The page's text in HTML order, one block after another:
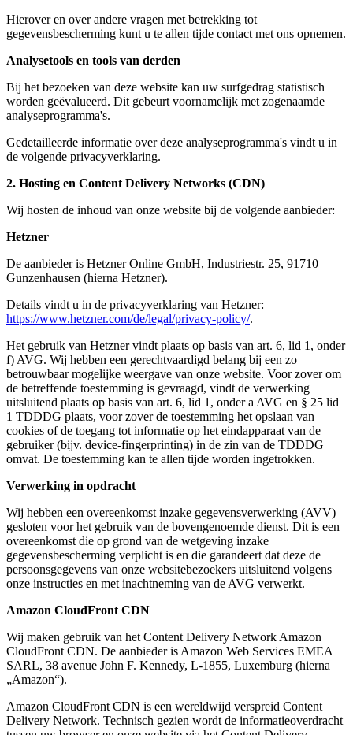
Hierover en over andere vragen met betrekking tot
gegevensbescherming kunt u te allen tijde contact met ons opnemen.
Analysetools en tools van derden
Bij het bezoeken van deze website kan uw surfgedrag statistisch
worden geëvalueerd. Dit gebeurt voornamelijk met zogenaamde
analyseprogramma's.
Gedetailleerde informatie over deze analyseprogramma's vindt u in
de volgende privacyverklaring.
2. Hosting en Content Delivery Networks (CDN)
Wij hosten de inhoud van onze website bij de volgende aanbieder:
Hetzner
De aanbieder is Hetzner Online GmbH, Industriestr. 25, 91710
Gunzenhausen (hierna Hetzner).
Details vindt u in de privacyverklaring van Hetzner:
https://www.hetzner.com/de/legal/privacy-policy/.
Het gebruik van Hetzner vindt plaats op basis van art. 6, lid 1, onder
f) AVG. Wij hebben een gerechtvaardigd belang bij een zo
betrouwbaar mogelijke weergave van onze website. Voor zover om
de betreffende toestemming is gevraagd, vindt de verwerking
uitsluitend plaats op basis van art. 6, lid 1, onder a AVG en § 25 lid
1 TDDDG plaats, voor zover de toestemming het opslaan van
cookies of de toegang tot informatie op het eindapparaat van de
gebruiker (bijv. device-fingerprinting) in de zin van de TDDDG
omvat. De toestemming kan te allen tijde worden ingetrokken.
Verwerking in opdracht
Wij hebben een overeenkomst inzake gegevensverwerking (AVV)
gesloten voor het gebruik van de bovengenoemde dienst. Dit is een
overeenkomst die op grond van de wetgeving inzake
gegevensbescherming verplicht is en die garandeert dat deze de
persoonsgegevens van onze websitebezoekers uitsluitend volgens
onze instructies en met inachtneming van de AVG verwerkt.
Amazon CloudFront CDN
Wij maken gebruik van het Content Delivery Network Amazon
CloudFront CDN. De aanbieder is Amazon Web Services EMEA
SARL, 38 avenue John F. Kennedy, L-1855, Luxemburg (hierna
„Amazon“).
Amazon CloudFront CDN is een wereldwijd verspreid Content
Delivery Network. Technisch gezien wordt de informatieoverdracht